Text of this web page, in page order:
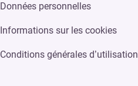
Données personnelles
Informations sur les cookies
Conditions générales d’utilisation